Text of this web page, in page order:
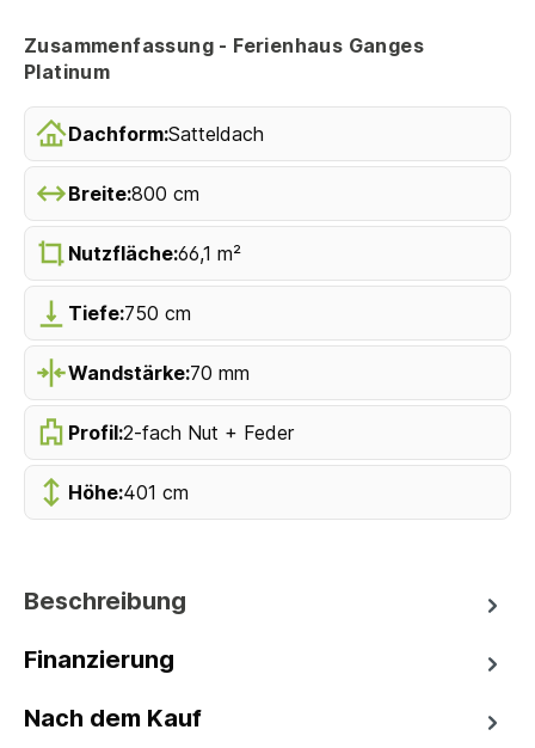
Zusammenfassung - Ferienhaus Ganges
Platinum
Dachform:Satteldach
Breite:800 cm
Nutzfläche:66,1 m²
Tiefe:750 cm
Wandstärke:70 mm
Profil:2-fach Nut + Feder
Höhe:401 cm
Beschreibung
Finanzierung
Nach dem Kauf